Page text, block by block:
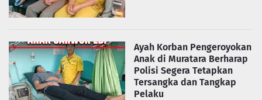
Ayah Korban Pengeroyokan
Anak di Muratara Berharap
Polisi Segera Tetapkan
Tersangka dan Tangkap
Pelaku